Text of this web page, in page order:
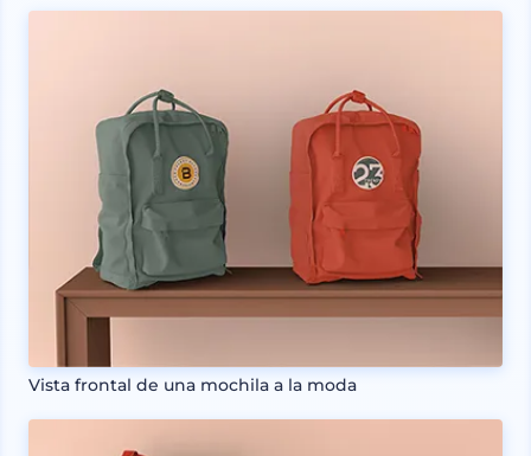
Vista frontal de una mochila a la moda